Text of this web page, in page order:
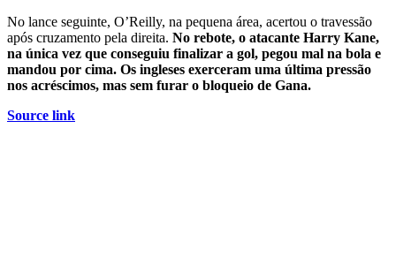
No lance seguinte, O’Reilly, na pequena área, acertou o travessão
após cruzamento pela direita. No rebote, o atacante Harry Kane,
na única vez que conseguiu finalizar a gol, pegou mal na bola e
mandou por cima. Os ingleses exerceram uma última pressão
nos acréscimos, mas sem furar o bloqueio de Gana.
Source link